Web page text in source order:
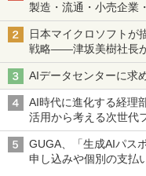
製造・流通・小売企業
日本マイクロソフトが
戦略――津坂美樹社長
AIデータセンターに求
AI時代に進化する経理
活用から考える次世代
GUGA、「生成AIパス
申し込みや個別の支払